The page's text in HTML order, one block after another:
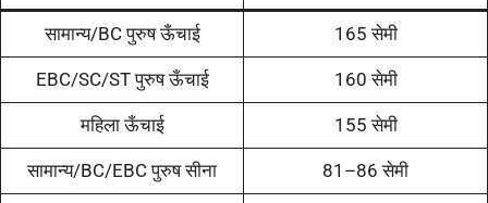
सामान्य/BC पुरुष ऊँचाई 165 सेमी
EBC/SC/ST पुरुष ऊँचाई 160 सेमी
महिला ऊँचाई 155 सेमी
सामान्य/BC/EBC पुरुष सीना 81–86 सेमी